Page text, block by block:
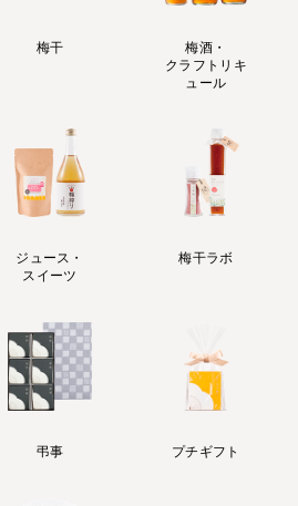
梅干
梅酒・
クラフトリキ
ュール
ジュース・
スイーツ
梅干ラボ
弔事 プチギフト